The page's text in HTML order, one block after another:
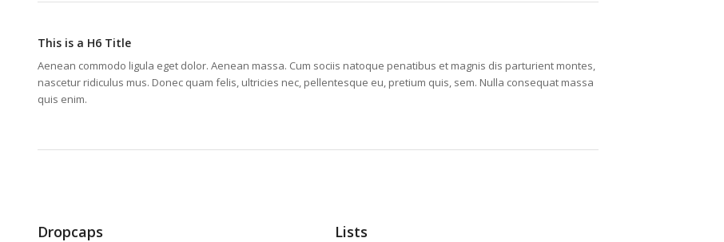
This is a H6 Title
Aenean commodo ligula eget dolor. Aenean massa. Cum sociis natoque penatibus et magnis dis parturient montes,
nascetur ridiculus mus. Donec quam felis, ultricies nec, pellentesque eu, pretium quis, sem. Nulla consequat massa
quis enim.
Dropcaps Lists